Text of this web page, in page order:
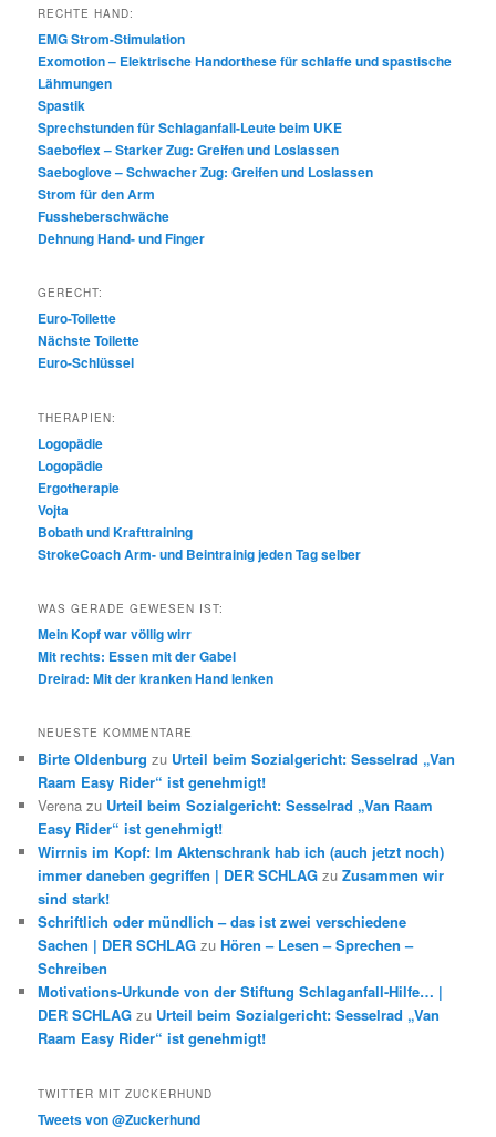
RECHTE HAND:
EMG Strom-Stimulation
Exomotion – Elektrische Handorthese für schlaffe und spastische
Lähmungen
Spastik
Sprechstunden für Schlaganfall-Leute beim UKE
Saeboflex – Starker Zug: Greifen und Loslassen
Saeboglove – Schwacher Zug: Greifen und Loslassen
Strom für den Arm
Fussheberschwäche
Dehnung Hand- und Finger
GERECHT:
Euro-Toilette
Nächste Toilette
Euro-Schlüssel
THERAPIEN:
Logopädie
Logopädie
Ergotherapie
Vojta
Bobath und Krafttraining
StrokeCoach Arm- und Beintrainig jeden Tag selber
WAS GERADE GEWESEN IST:
Mein Kopf war völlig wirr
Mit rechts: Essen mit der Gabel
Dreirad: Mit der kranken Hand lenken
NEUESTE KOMMENTARE
Birte Oldenburg zu Urteil beim Sozialgericht: Sesselrad „Van
Raam Easy Rider“ ist genehmigt!
Verena zu Urteil beim Sozialgericht: Sesselrad „Van Raam
Easy Rider“ ist genehmigt!
Wirrnis im Kopf: Im Aktenschrank hab ich (auch jetzt noch)
immer daneben gegriffen | DER SCHLAG zuZusammen wir
sind stark!
Schriftlich oder mündlich – das ist zwei verschiedene
Sachen | DER SCHLAG zuHören – Lesen – Sprechen –
Schreiben
Motivations-Urkunde von der Stiftung Schlaganfall-Hilfe… |
DER SCHLAG zu Urteil beim Sozialgericht: Sesselrad „Van
Raam Easy Rider“ ist genehmigt!
TWITTER MIT ZUCKERHUND
Tweets von @Zuckerhund